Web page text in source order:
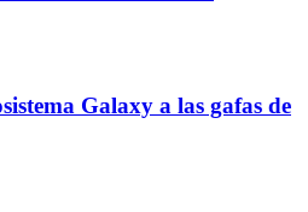
Galaxy a las gafas de